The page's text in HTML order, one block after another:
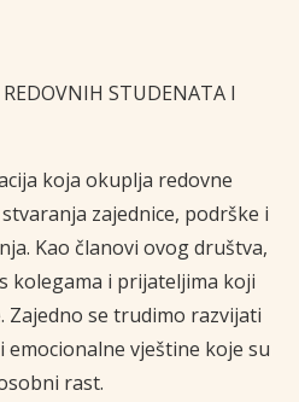
STUDENATA I
koja okuplja redovne
zajednice, podrške i
Kao članovi ovog društva,
kolegama i prijateljima koji
Zajedno se trudimo razvijati
vještine koje su
rast.